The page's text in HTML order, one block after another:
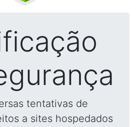
tentativas de
a sites hospedados